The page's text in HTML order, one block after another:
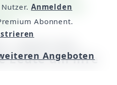
Aussicht, in den
Leute um ihre
Anmelden
Abonnent.
Angeboten